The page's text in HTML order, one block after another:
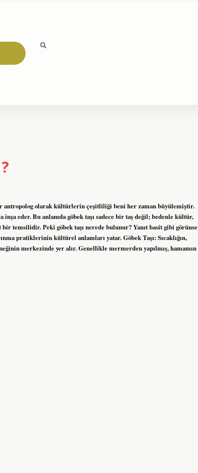
olarak kültürlerin çeşitliliği beni her zaman büyülemiştir.
eder. Bu anlamda göbek taşı sadece bir taş değil; bedenle kültür,
temsilidir. Peki göbek taşı nerede bulunur? Yanıt basit gibi görünse
pratiklerinin kültürel anlamları yatar. Göbek Taşı: Sıcaklığın,
merkezinde yer alır. Genellikle mermerden yapılmış, hamamın